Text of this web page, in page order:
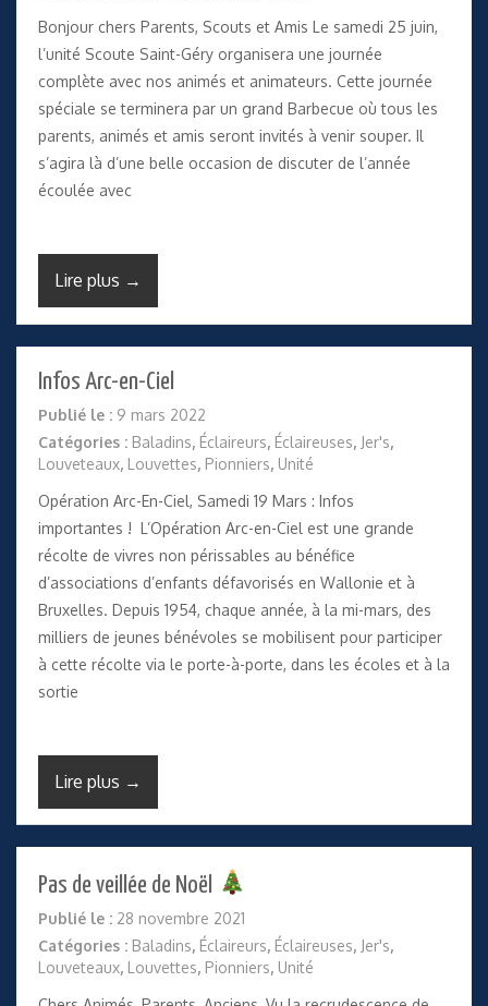
Bonjour chers Parents, Scouts et Amis Le samedi 25 juin,
l’unité Scoute Saint-Géry organisera une journée
complète avec nos animés et animateurs. Cette journée
spéciale se terminera par un grand Barbecue où tous les
parents, animés et amis seront invités à venir souper. Il
s’agira là d’une belle occasion de discuter de l’année
écoulée avec
Lire plus →
Infos Arc-en-Ciel
Publié le : 9 mars 2022
Catégories : Baladins, Éclaireurs, Éclaireuses, Jer's,
Louveteaux, Louvettes, Pionniers, Unité
Opération Arc-En-Ciel, Samedi 19 Mars : Infos
importantes ! L’Opération Arc-en-Ciel est une grande
récolte de vivres non périssables au bénéfice
d’associations d’enfants défavorisés en Wallonie et à
Bruxelles. Depuis 1954, chaque année, à la mi-mars, des
milliers de jeunes bénévoles se mobilisent pour participer
à cette récolte via le porte-à-porte, dans les écoles et à la
sortie
Lire plus →
Pas de veillée de Noël
Publié le : 28 novembre 2021
Catégories : Baladins, Éclaireurs, Éclaireuses, Jer's,
Louveteaux, Louvettes, Pionniers, Unité